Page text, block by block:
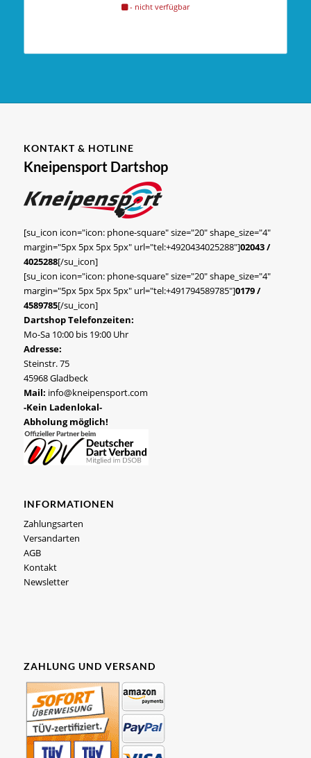
- nicht verfügbar
KONTAKT & HOTLINE
Kneipensport Dartshop
[su_icon icon="icon: phone-square" size="20" shape_size="4"
margin="5px 5px 5px 5px" url="tel:+4920434025288"]02043 /
4025288[/su_icon]
[su_icon icon="icon: phone-square" size="20" shape_size="4"
margin="5px 5px 5px 5px" url="tel:+491794589785"]0179 /
4589785[/su_icon]
Dartshop Telefonzeiten:
Mo-Sa 10:00 bis 19:00 Uhr
Adresse:
Steinstr. 75
45968 Gladbeck
Mail: info@kneipensport.com
-Kein Ladenlokal-
Abholung möglich!
INFORMATIONEN
Zahlungsarten
Versandarten
AGB
Kontakt
Newsletter
ZAHLUNG UND VERSAND